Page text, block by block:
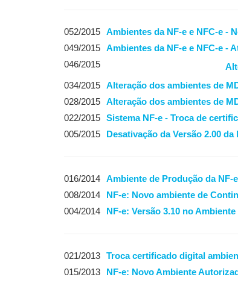
052/2015 Ambientes da NF-e e NFC-e -
049/2015
Ambientes da NF-e e NFC-e -
046/2015
034/2015 Alteração dos ambientes de
028/2015
Alteração dos ambientes de
022/2015
Sistema NF-e - Troca de
005/2015
Desativação da Versão 2.00
016/2014 Ambiente de Produção da NF-
008/2014
NF-e: Novo ambiente de
004/2014
NF-e: Versão 3.10 no
021/2013 Troca certificado digital
015/2013
NF-e: Novo Ambiente